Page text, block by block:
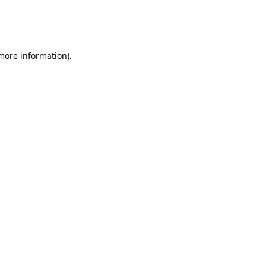
information).